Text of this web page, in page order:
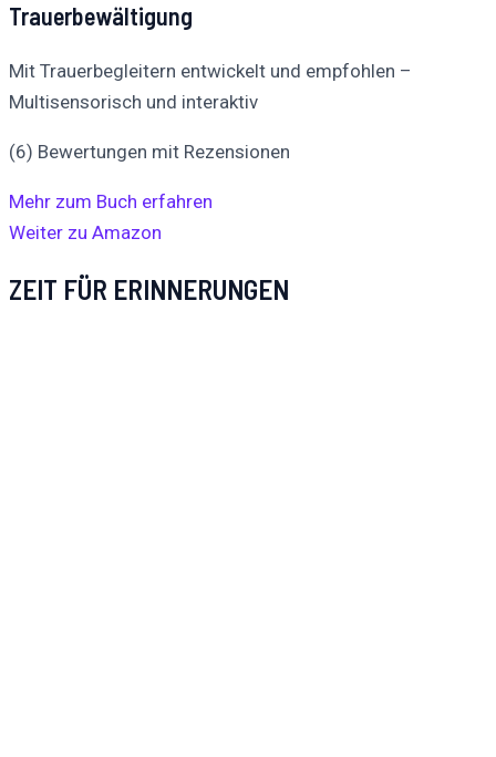
Trauerbewältigung
Mit Trauerbegleitern entwickelt und empfohlen –
Multisensorisch und interaktiv
(6) Bewertungen mit Rezensionen
Mehr zum Buch erfahren
Weiter zu Amazon
ZEIT FÜR ERINNERUNGEN